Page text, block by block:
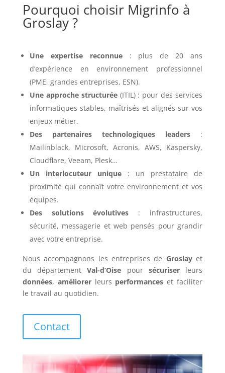
Pourquoi choisir Migrinfo à
Groslay ?
Une expertise reconnue: plus de 20 ans
d’expérience en environnement professionnel
(PME, grandes entreprises, ESN).
Une approche structurée(ITIL) : pour des services
informatiques stables, maîtrisés et alignés sur vos
enjeux métier.
Des partenaires technologiques leaders :
Mailinblack, Microsoft, Acronis, AWS, Kaspersky,
Cloudflare, Veeam, Plesk…
Un interlocuteur unique: un prestataire de
proximité qui connaît votre environnement et vos
équipes.
Des solutions évolutives : infrastructures,
sécurité, messagerie et web pensés pour grandir
avec votre entreprise.
Nous accompagnons les entreprises de Groslayet
du départementVal-d’Oise pour sécuriserleurs
données, améliorerleurs performances et faciliter
le travail au quotidien.
Contact